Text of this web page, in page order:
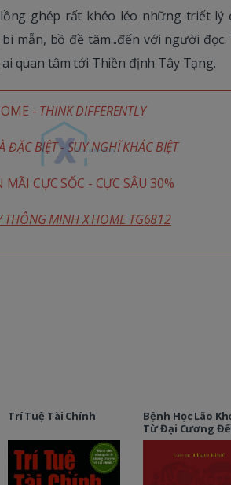
ghép rất khéo léo những triết lý
mẫn, bồ đề tâm...đến với người
quan tâm tới Thiền định Tây Tạng.
- THINK DIFFERENTLY
ĐẶC BIỆT - SUY NGHĨ KHÁC BIỆT
MÃI CỰC SỐC - CỰC SÂU 30%
THÔNG MINH X HOME TG6812
Trí Tuệ Tài Chính
Bệnh Học Lão
Từ Đại Cương
Thực Hành Lâm